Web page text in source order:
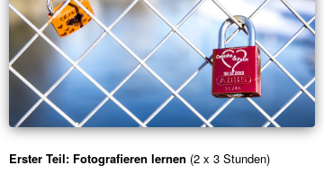
Erster Teil: Fotografieren lernen (2 x 3 Stunden)